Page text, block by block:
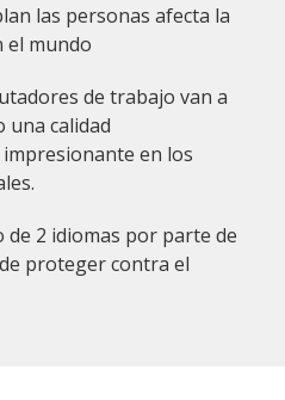
las personas afecta la
el mundo
de trabajo van a
una calidad
en los
de 2 idiomas por parte de
proteger contra el